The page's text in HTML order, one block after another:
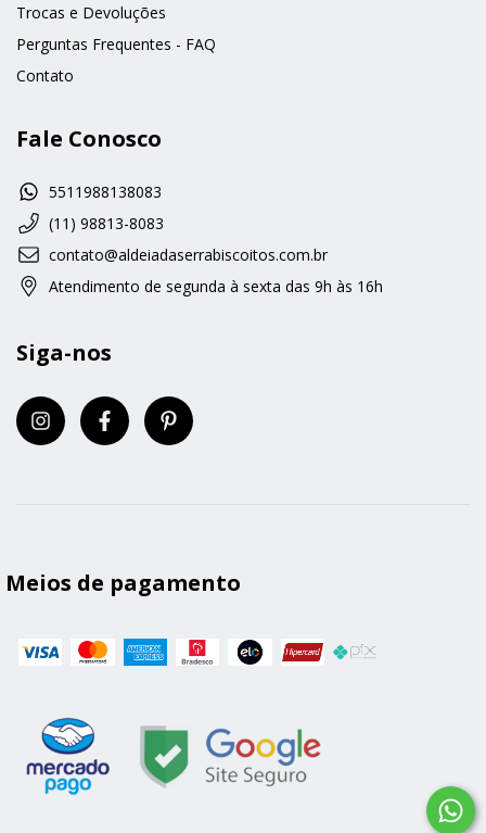
Trocas e Devoluções
Perguntas Frequentes - FAQ
Contato
Fale Conosco
5511988138083
(11) 98813-8083
contato@aldeiadaserrabiscoitos.com.br
Atendimento de segunda à sexta das 9h às 16h
Siga-nos
Meios de pagamento